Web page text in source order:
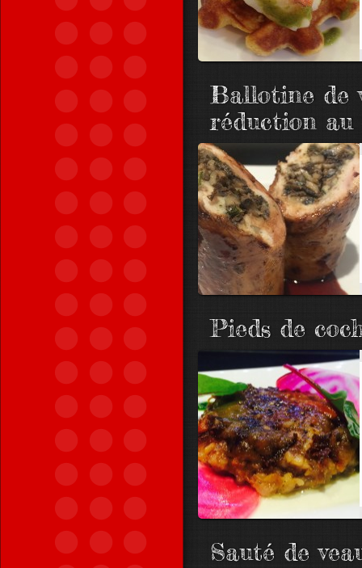
Ballotine de
réduction au
Pieds de
Sauté de